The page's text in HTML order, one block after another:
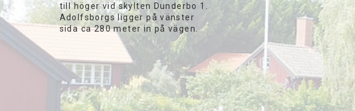
till höger vid skylten Dunderbo 1.
Adolfsborgs ligger på vänster
sida ca 280 meter in på vägen.